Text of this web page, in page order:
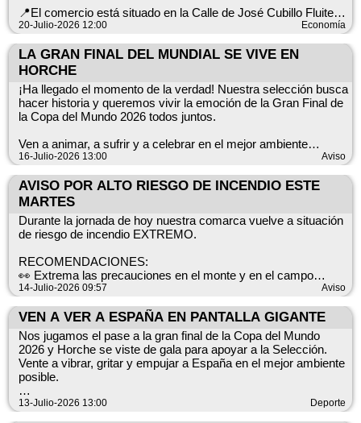
📍 Centro de Jubilados de Horche.
¡No os podéis perder esta cita con nuestra cultura y nuestra
música!
¡Os esperamos!
📍El comercio está situado en la Calle de José Cubillo Fluiters,
2.
La nueva tienda llega con ventajas exclusivas durante el
primer mes (del 22 de julio al 18 de agosto de 2026):
🍎🥖 -25% de descuento en toda la fruta, verdura, panadería y
bollería (solo productos horneados en tienda).
💰 Acumula el 5% de tus compras en "Mi Monedero" de la
APP Dia al utilizar la tarjeta CLUB Dia en esta tienda.
Este nuevo servicio permitirá a Horche seguir creciendo y
ofreciendo las mejores comodidades a nuestros vecinos,
mejorando el comercio local y el día a día de nuestras familias.
20-Julio-2026 12:00 Economía
LA GRAN FINAL DEL MUNDIAL SE VIVE EN
HORCHE
¡Ha llegado el momento de la verdad! Nuestra selección busca
hacer historia y queremos vivir la emoción de la Gran Final de
la Copa del Mundo 2026 todos juntos.
Ven a animar, a sufrir y a celebrar en el mejor ambiente
posible. ¡No te quedes en casa!
📅 Este domingo, 19 de julio.
📍En la Plaza Mayor de Horche.
📺 En una PANTALLA GIGANTE para no perdernos ni un solo
detalle.
⚠️ Para garantizar la seguridad de todos y la correcta
organización del evento:
🚫 El aparcamiento y el acceso a la Plaza Mayor estarán
prohibidos desde las 20:00 horas y hasta la finalización del
¡Te recomendamos acudir con tiempo y a pie! 🚶‍♂️🚶‍♀️
16-Julio-2026 13:00 Aviso
AVISO POR ALTO RIESGO DE INCENDIO ESTE
MARTES
Durante la jornada de hoy nuestra comarca vuelve a situación
de riesgo de incendio EXTREMO.
RECOMENDACIONES:
👀 Extrema las precauciones en el monte y en el campo
🚨 Evita situaciones de riesgo y actitudes imprudentes
☎️ Si ves humo llama al 112
+INFO ➡️ https://infocam.castillalamancha.es
14-Julio-2026 09:57 Aviso
VEN A VER A ESPAÑA EN PANTALLA GIGANTE
Nos jugamos el pase a la gran final de la Copa del Mundo
2026 y Horche se viste de gala para apoyar a la Selección.
Vente a vibrar, gritar y empujar a España en el mejor ambiente
posible.
🏆 Semifinales de la Copa del Mundo (España vs. Francia)
13-Julio-2026 13:00 Deporte